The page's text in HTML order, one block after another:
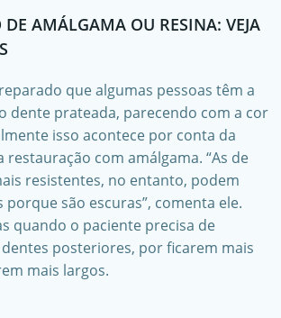
DE AMÁLGAMA OU RESINA: VEJA
que algumas pessoas têm a
dente prateada, parecendo com a cor
isso acontece por conta da
restauração com amálgama. “As de
resistentes, no entanto, podem
porque são escuras”, comenta ele.
quando o paciente precisa de
posteriores, por ficarem mais
mais largos.